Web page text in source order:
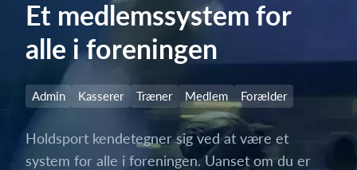
Et medlemssystem for
alle i foreningen
Admin Kasserer Træner Medlem Forælder
Holdsport kendetegner sig ved at være et
system for alle i foreningen. Uanset om du er